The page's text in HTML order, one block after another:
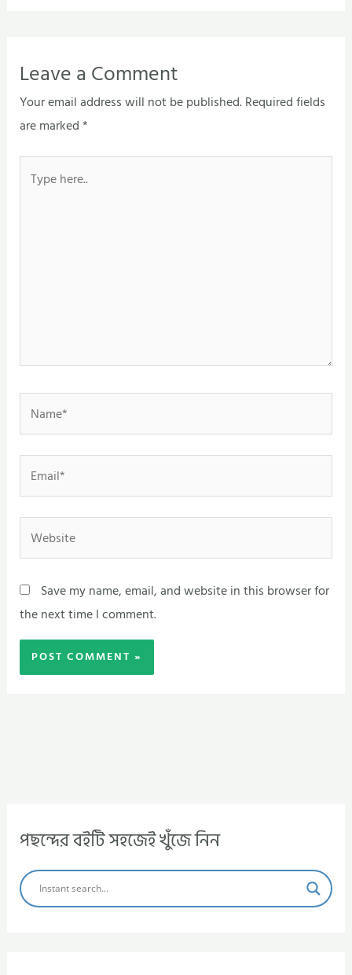
Leave a Comment
Your email address will not be published.Required fields
are marked*
here..
Name*
Email*
Website
Save my name, email, and website in this browser for
the next time I comment.
পছন্দের বইটি সহজেই খুঁজে নিন